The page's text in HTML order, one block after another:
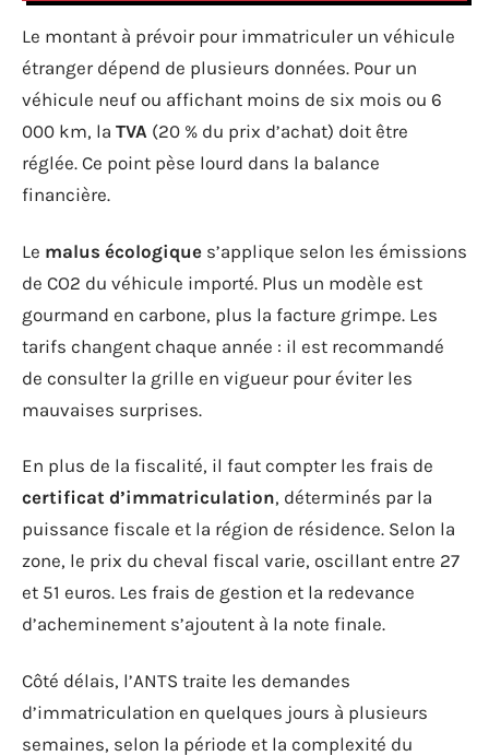
Le montant à prévoir pour immatriculer un véhicule
étranger dépend de plusieurs données. Pour un
véhicule neuf ou affichant moins de six mois ou 6
000 km, la TVA (20 % du prix d’achat) doit être
réglée. Ce point pèse lourd dans la balance
financière.
Le malus écologique s’applique selon les émissions
de CO2 du véhicule importé. Plus un modèle est
gourmand en carbone, plus la facture grimpe. Les
tarifs changent chaque année : il est recommandé
de consulter la grille en vigueur pour éviter les
mauvaises surprises.
En plus de la fiscalité, il faut compter les frais de
certificat d’immatriculation, déterminés par la
puissance fiscale et la région de résidence. Selon la
zone, le prix du cheval fiscal varie, oscillant entre 27
et 51 euros. Les frais de gestion et la redevance
d’acheminement s’ajoutent à la note finale.
Côté délais, l’ANTS traite les demandes
d’immatriculation en quelques jours à plusieurs
semaines, selon la période et la complexité du